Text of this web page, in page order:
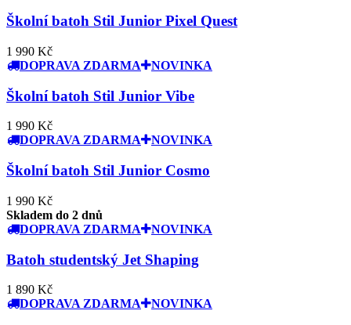
Školní batoh Stil Junior Pixel Quest
1 990 Kč
DOPRAVA ZDARMA
NOVINKA
Školní batoh Stil Junior Vibe
1 990 Kč
DOPRAVA ZDARMA
NOVINKA
Školní batoh Stil Junior Cosmo
1 990 Kč
Skladem do 2 dnů
DOPRAVA ZDARMA
NOVINKA
Batoh studentský Jet Shaping
1 890 Kč
DOPRAVA ZDARMA
NOVINKA